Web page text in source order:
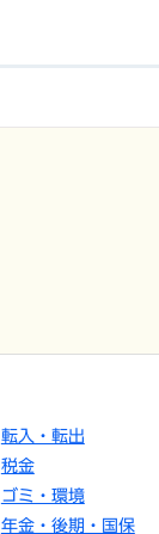
転入・転出
税金
ゴミ・環境
年金・後期・国保